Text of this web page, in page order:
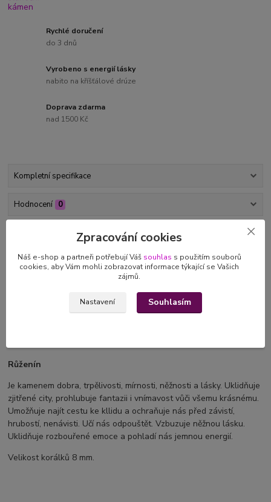
Rychlé doručení
do 3 dnů
Vyrobeno s energií lásky
nabito na kříšťálové drúze
Doprava zdarma
nad 1500 Kč
Kompletní specifikace
Hodnocení 0
Kompletní specifikace
S láskou vyrobenýminerální náramek z drahých kamenů
růženínu a zeleného granátu vás spojí s nejmocnějším
Růženín
Je kamenem dobra, trpělivosti, mírnosti, něžnosti a lásky. Uklidňuje
zjitřené city, prohlubuje fantazii i vnímavost vůči všemu krásnému.
Umožňuje najít cestu ke kllidu a ochraňuje nás před závistí,
hrubostí, nenávisti. Učí nás odpouštět. Vzbuzuje něžnou lásku.
Uklidňuje rozbouřené emoce a pohladí nás jemnou energií.
Velikost korálků 8 mm.
Zpracování cookies
Náš e-shop a partneři potřebují Váš souhlas s použitím souborů
cookies, aby Vám mohli zobrazovat informace týkající se Vašich
zájmů.
Nastavení Souhlasím